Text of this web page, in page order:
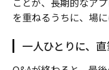
を重ねるうちに、場
一人ひとりに、